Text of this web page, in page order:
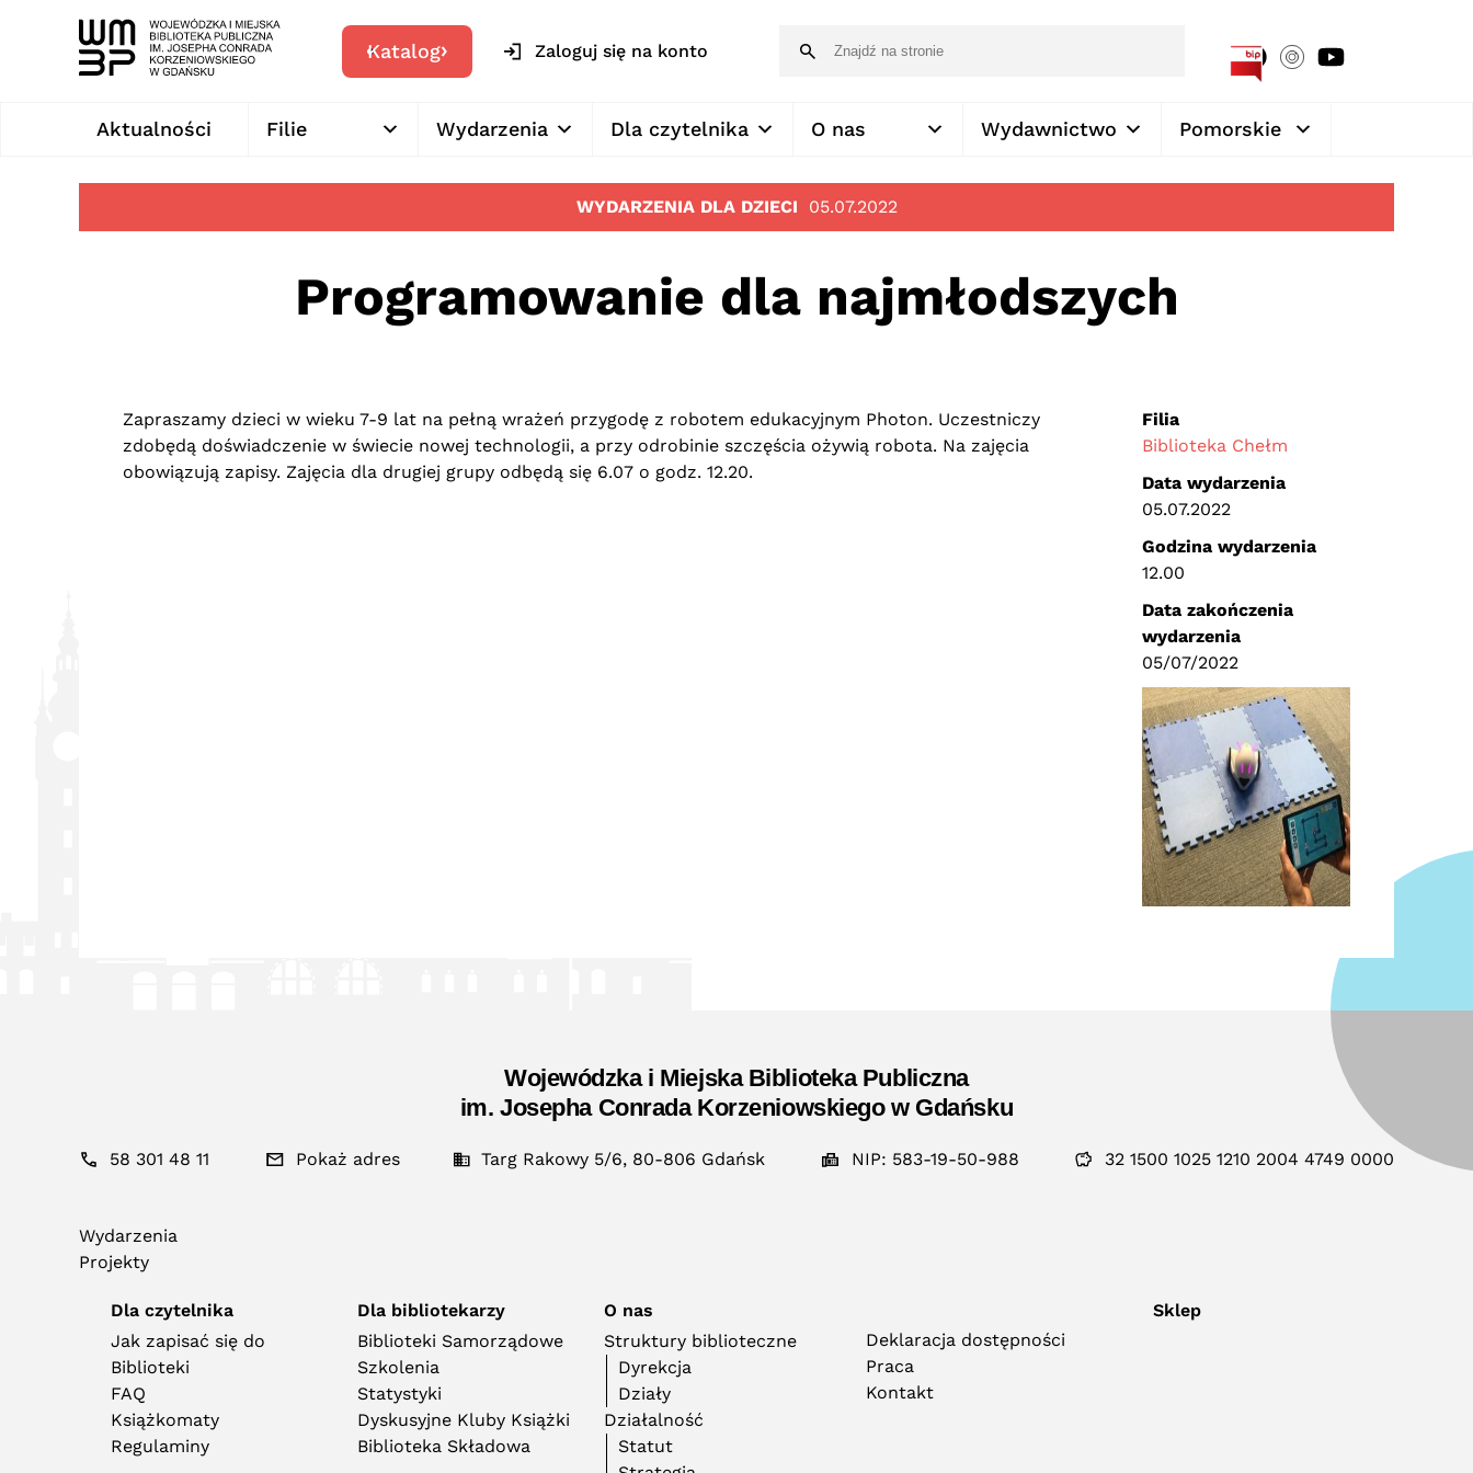
Katalog Zaloguj się na konto
Aktualności Filie Wydarzenia Dla czytelnika O nas Wydawnictwo Pomorskie
WYDARZENIA DLA DZIECI 05.07.2022
Programowanie dla najmłodszych
Zapraszamy dzieci w wieku 7-9 lat na pełną wrażeń przygodę z robotem edukacyjnym Photon. Uczestniczy
zdobędą doświadczenie w świecie nowej technologii, a przy odrobinie szczęścia ożywią robota. Na zajęcia
obowiązują zapisy. Zajęcia dla drugiej grupy odbędą się 6.07 o godz. 12.20.
Filia
Biblioteka Chełm
Data wydarzenia
05.07.2022
Godzina wydarzenia
12.00
Data zakończenia
wydarzenia
05/07/2022
Wojewódzka i Miejska Biblioteka Publiczna
im. Josepha Conrada Korzeniowskiego w Gdańsku
58 301 48 11 Pokaż adres Targ Rakowy 5/6, 80-806 Gdańsk NIP: 583-19-50-988 32 1500 1025 1210 2004 4749 0000
Wydarzenia
Projekty
Dla czytelnika
Jak zapisać się do
Biblioteki
FAQ
Książkomaty
Regulaminy
Dla bibliotekarzy
Biblioteki Samorządowe
Szkolenia
Statystyki
Dyskusyjne Kluby Książki
Biblioteka Składowa
O nas
Struktury biblioteczne
Dyrekcja
Działy
Działalność
Statut
Deklaracja dostępności
Praca
Kontakt
Sklep